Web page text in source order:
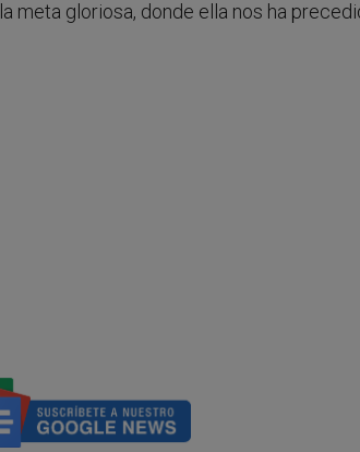
meta gloriosa, donde ella nos ha